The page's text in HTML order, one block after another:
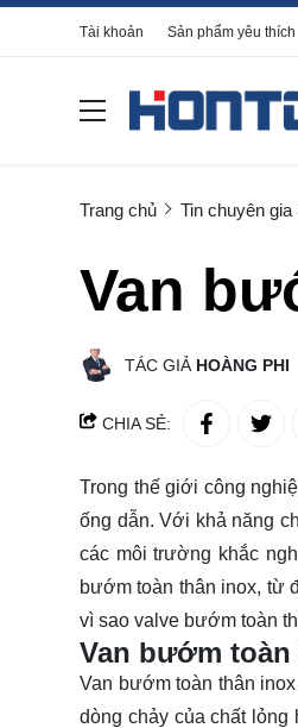
Tài khoản Sản phẩm yêu thích
Trang chủ Tin chuyên gia
Van
TÁC GIẢ HOÀNG PHI
CHIA SẺ:
Trong thế giới công
ống dẫn. Với khả năng
các môi trường khắc
bướm toàn thân inox, từ
vì sao valve bướm toàn
Van bướm
Van bướm toàn thân
dòng chảy của chất